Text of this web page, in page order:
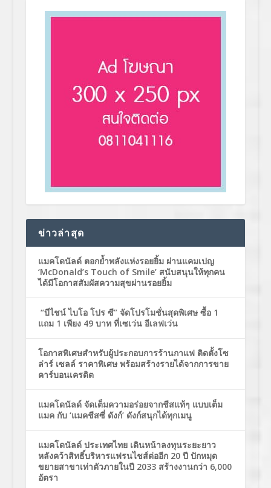
ข่าวล่าสุด
แมคโดนัลด์ ตอกย้ำพลังแห่งรอยยิ้ม ผ่านแคมเปญ
‘McDonald’s Touch of Smile’ สนับสนุนให้ทุกคน
ได้มีโอกาสสัมผัสความสุขผ่านรอยยิ้ม
“บีไชน์ ไบโอ โปร ซี” จัดโปรโมชั่นสุดพิเศษ ซื้อ 1
แถม 1 เพียง 49 บาท ที่เซเว่น อีเลฟเว่น
โอกาสพิเศษสำหรับผู้ประกอบการร้านกาแฟ ติดตั้งโซ
ล่าร์ เซลล์ ราคาพิเศษ พร้อมสร้างรายได้จากการขาย
คาร์บอนเครดิต
แมคโดนัลด์ จัดเต็มความอร่อยจากชีสแท้ๆ แบบเต็ม
แมค กับ ‘แมคชีสซี่ ดังก์’ ดังก์สนุกได้ทุกเมนู
แมคโดนัลด์ ประเทศไทย เดินหน้าลงทุนระยะยาว
หลังคว้าสิทธิ์บริหารแฟรนไชส์ต่ออีก 20 ปี ปักหมุด
ขยายสาขาเท่าตัวภายในปี 2033 สร้างงานกว่า 6,000
อัตรา